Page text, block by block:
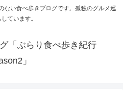
ない食べ歩きブログです。孤独のグルメ巡
ています。
「ぶらり食べ歩き紀行
」